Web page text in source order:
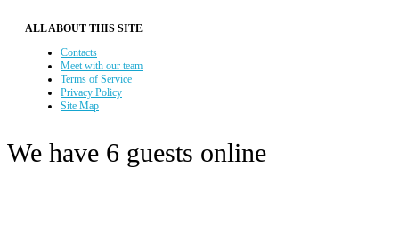
ALL ABOUT THIS SITE
Contacts
Meet with our team
Terms of Service
Privacy Policy
Site Map
We have 6 guests online